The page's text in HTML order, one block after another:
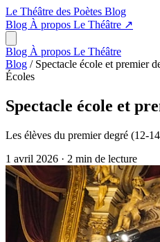
Le Théâtre des Poètes Blog
Blog À propos Le Théâtre ↗
Blog À propos Le Théâtre
Blog / Spectacle école et premier
Écoles
Spectacle école et
Les élèves du premier degré (12-
1 avril 2026 · 2 min de lecture